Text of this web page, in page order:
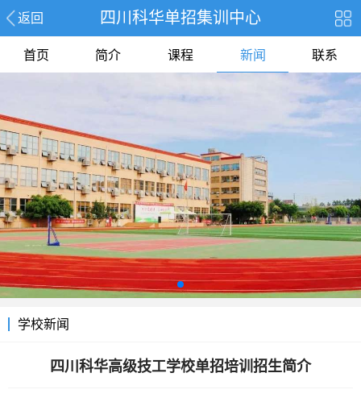
返回 四川科华单招集训中心
首页 简介 课程 新闻 联系
学校新闻
四川科华高级技工学校单招培训招生简介